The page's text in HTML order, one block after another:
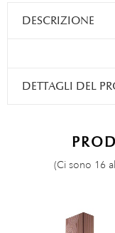
DESCRIZIONE
DETTAGLI DEL
(Ci sono 16